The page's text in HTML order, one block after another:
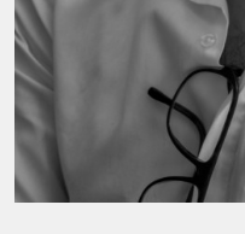
HOME
TRAVEL SETS